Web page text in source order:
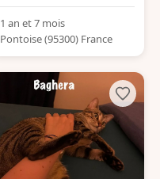
1 an et 7 mois
Pontoise (95300) France